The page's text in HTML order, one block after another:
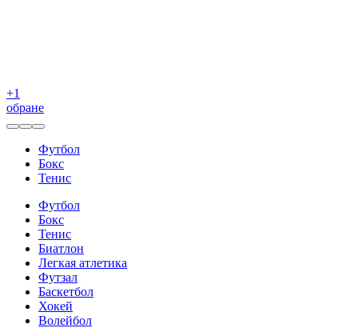
+1
обране
Футбол
Бокс
Тенис
Футбол
Бокс
Тенис
Биатлон
Легкая атлетика
Футзал
Баскетбол
Хокей
Волейбол